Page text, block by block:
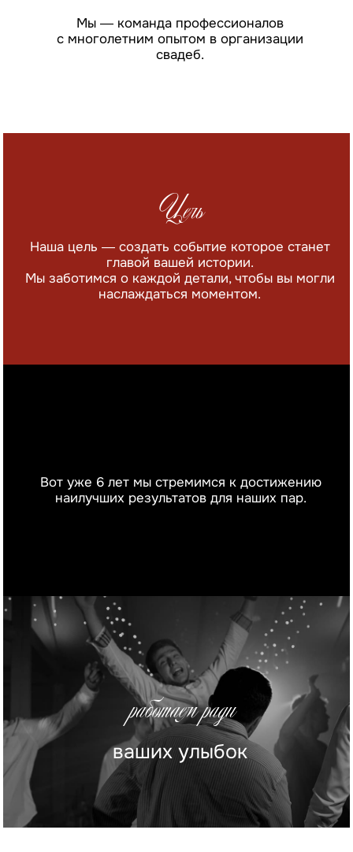
Это и является залогом успеха и дает нам наилучший
эмоции и удовольствие от работы с нами.
это взаимопонимание и поддержка, которую
мы оказываем друг другу в работе.
Omnia.